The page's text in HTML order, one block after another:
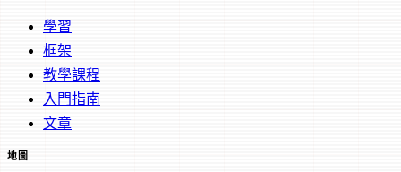
學習
框架
教學課程
入門指南
文章
地圖